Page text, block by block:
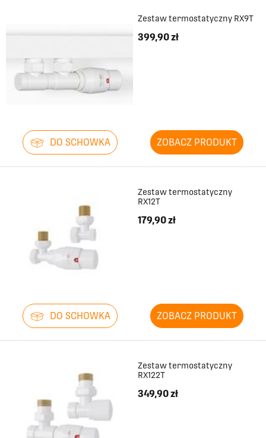
Zestaw termostatyczny RX9T
399,90 zł
DO SCHOWKA ZOBACZ PRODUKT
Zestaw termostatyczny
RX12T
179,90 zł
DO SCHOWKA ZOBACZ PRODUKT
Zestaw termostatyczny
RX122T
349,90 zł